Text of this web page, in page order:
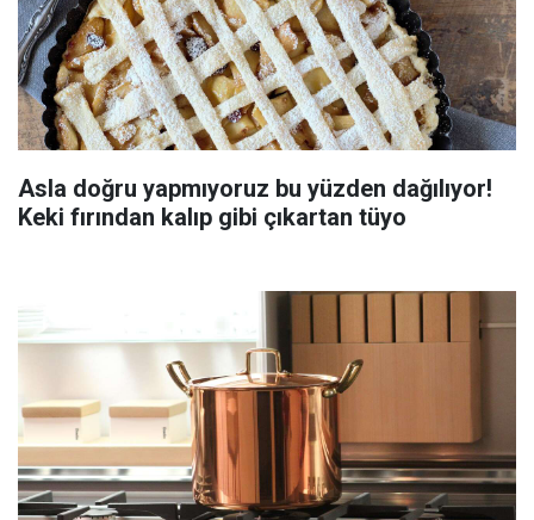
Asla doğru yapmıyoruz bu yüzden dağılıyor!
Keki fırından kalıp gibi çıkartan tüyo